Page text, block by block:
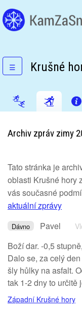
☰ Krušné
Archiv zpráv zimy
Tato stránka je
oblasti Krušné hory
vás současné
aktuální zprávy
Dávno Pavel
Boží dar. -0,5
Dalo se, za celý
šly hůlky na asfalt.
tak 1-2 dny to určitě
Západní Krušné hory